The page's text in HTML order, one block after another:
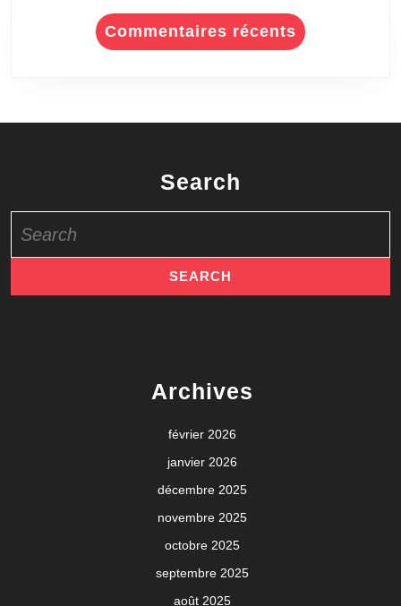
Commentaires récents
Search
for:
Archives
février 2026
janvier 2026
décembre 2025
novembre 2025
octobre 2025
septembre 2025
août 2025